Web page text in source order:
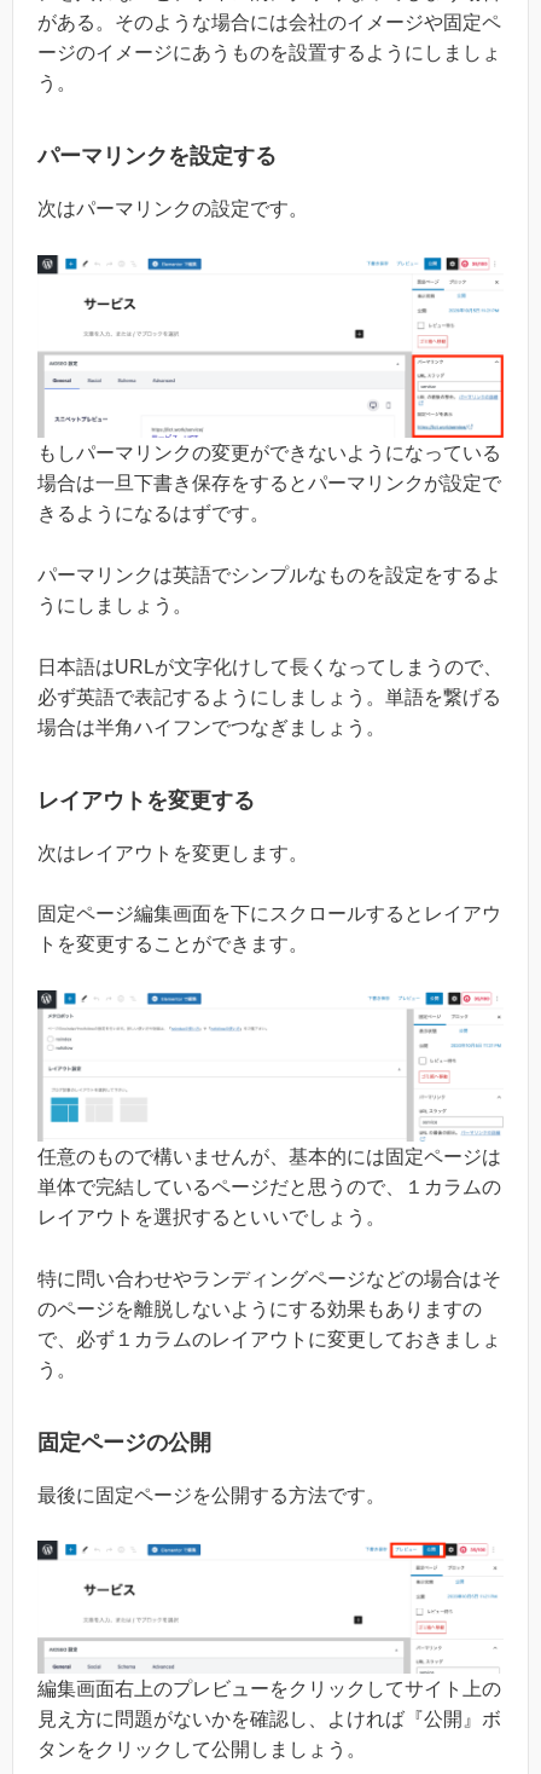
がある。そのような場合には会社のイメージや固定ペ
ージのイメージにあうものを設置するようにしましょ
う。
パーマリンクを設定する
次はパーマリンクの設定です。
もしパーマリンクの変更ができないようになっている
場合は一旦下書き保存をするとパーマリンクが設定で
きるようになるはずです。
パーマリンクは英語でシンプルなものを設定をするよ
うにしましょう。
日本語はURLが文字化けして長くなってしまうので、
必ず英語で表記するようにしましょう。単語を繋げる
場合は半角ハイフンでつなぎましょう。
レイアウトを変更する
次はレイアウトを変更します。
固定ページ編集画面を下にスクロールするとレイアウ
トを変更することができます。
任意のもので構いませんが、基本的には固定ページは
単体で完結しているページだと思うので、１カラムの
レイアウトを選択するといいでしょう。
特に問い合わせやランディングページなどの場合はそ
のページを離脱しないようにする効果もありますの
で、必ず１カラムのレイアウトに変更しておきましょ
う。
固定ページの公開
最後に固定ページを公開する方法です。
編集画面右上のプレビューをクリックしてサイト上の
見え方に問題がないかを確認し、よければ『公開』ボ
タンをクリックして公開しましょう。